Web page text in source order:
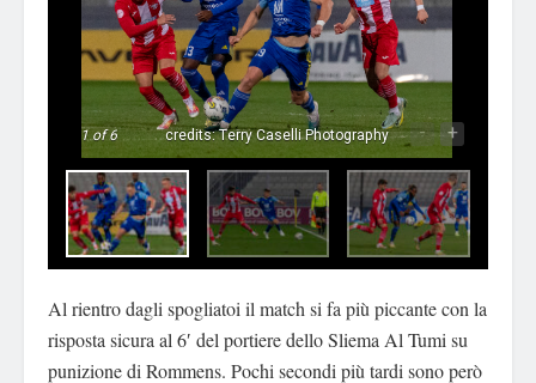
1of 6 credits: Terry Caselli Photography - +
Al rientro dagli spogliatoi il match si fa più piccante con la
risposta sicura al 6′ del portiere dello Sliema Al Tumi su
punizione di Rommens. Pochi secondi più tardi sono però